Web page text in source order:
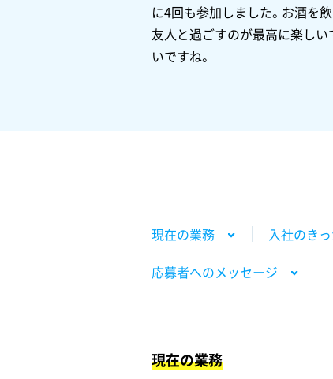
に4回も参加しました。お酒を
友人と過ごすのが最高に楽しい
いですね。
現在の業務 入社のき
応募者へのメッセージ
現在の業務